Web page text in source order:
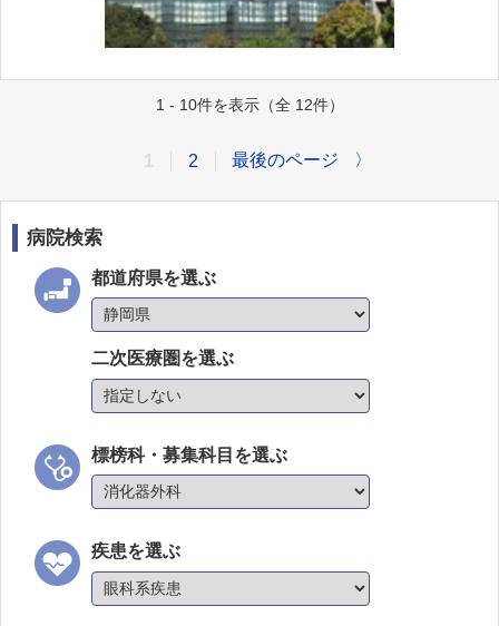
1 - 10件を表示（全 12件）
2 最後のページ 〉
病院検索
都道府県を選ぶ
二次医療圏を選ぶ
標榜科・募集科目を選ぶ
疾患を選ぶ